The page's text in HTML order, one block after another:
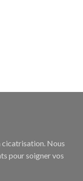
cicatrisation. Nous
pour soigner vos